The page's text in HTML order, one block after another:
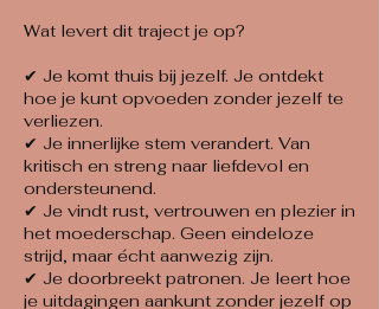
Wat levert dit traject je op?
✔ Je komt thuis bij jezelf. Je ontdekt
hoe je kunt opvoeden zonder jezelf te
verliezen.
✔ Je innerlijke stem verandert. Van
kritisch en streng naar liefdevol en
ondersteunend.
✔ Je vindt rust, vertrouwen en plezier in
het moederschap. Geen eindeloze
strijd, maar écht aanwezig zijn.
✔ Je doorbreekt patronen. Je leert hoe
je uitdagingen aankunt zonder jezelf op